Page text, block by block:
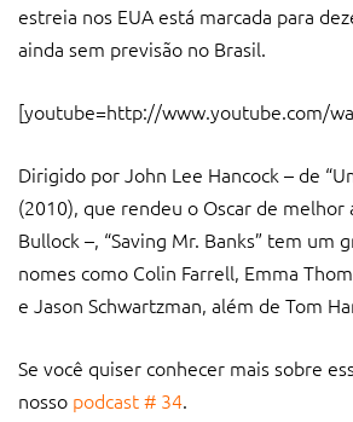
estreia nos EUA está marcada para
ainda sem previsão no Brasil.
[youtube=http://www.youtube.com/
Dirigido por John Lee Hancock – de
(2010), que rendeu o Oscar de melhor
Bullock –, “Saving Mr. Banks” tem um
nomes como Colin Farrell, Emma
e Jason Schwartzman, além de Tom
Se você quiser conhecer mais sobre
nosso podcast # 34.